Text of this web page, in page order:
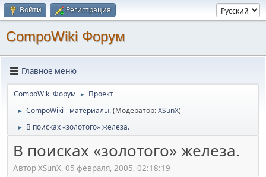
Войти Регистрация
CompoWiki Форум
Главное меню
CompoWiki Форум ► Проект
► CompoWiki - материалы.(Модератор:XSunX)
► В поисках «золотого» железа.
В поисках «золотого» железа.
Автор XSunX, 05 февраля, 2005, 02:18:19